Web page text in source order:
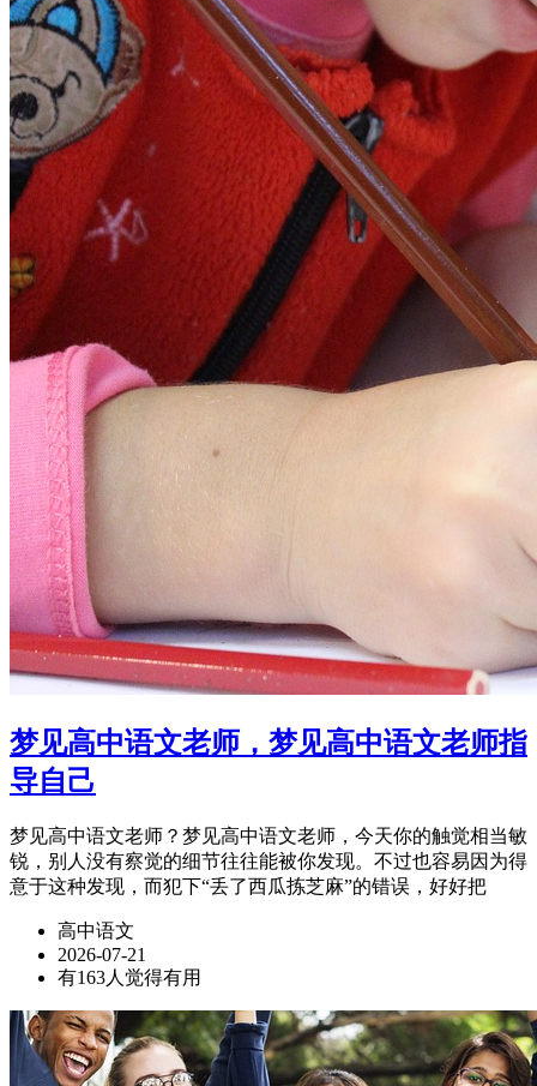
梦见高中语文老师，梦见高中语文老师指
导自己
梦见高中语文老师？梦见高中语文老师，今天你的触觉相当敏
锐，别人没有察觉的细节往往能被你发现。不过也容易因为得
意于这种发现，而犯下“丢了西瓜拣芝麻”的错误，好好把
高中语文
2026-07-21
有163人觉得有用